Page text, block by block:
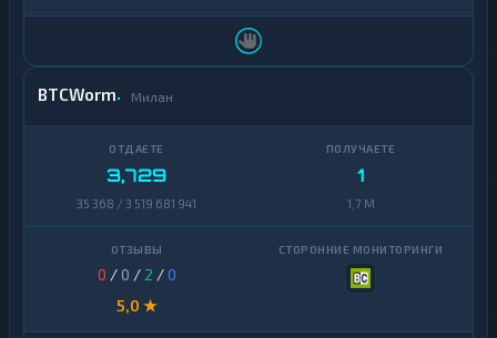
BTCWorm Милан
3,729
35 368 / 3 519 681 941
1
1,7 M
0 / 0 / 2 /0
5,0 ★